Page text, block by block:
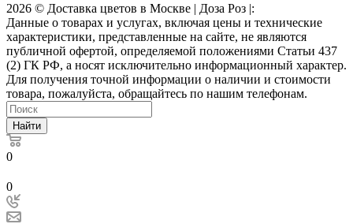
2026 © Доставка цветов в Москве | Доза Роз |:
Данные о товарах и услугах, включая цены и технические
характеристики, представленные на сайте, не являются
публичной офертой, определяемой положениями Статьи 437
(2) ГК РФ, а носят исключительно информационный характер.
Для получения точной информации о наличии и стоимости
товара, пожалуйста, обращайтесь по нашим телефонам.
Найти
0
0